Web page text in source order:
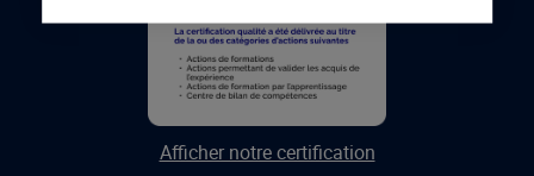
Afficher notre certification